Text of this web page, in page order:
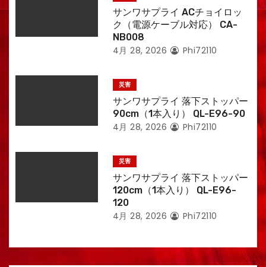
サンワサプライ ACチョイロッ
ク（電源ケーブル対応） CA-
NB008
4月 28, 2026 Phi72110
災害
サンワサプライ 落下ストッパー
90cm（1本入り） QL-E96-90
4月 28, 2026 Phi72110
災害
サンワサプライ 落下ストッパー
120cm（1本入り） QL-E96-
120
4月 28, 2026 Phi72110